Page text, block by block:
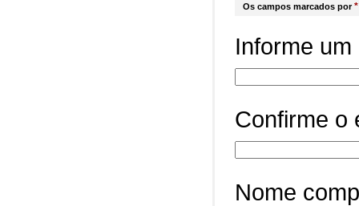
Os campos marcados por*
Informe
Confirme o
Nome